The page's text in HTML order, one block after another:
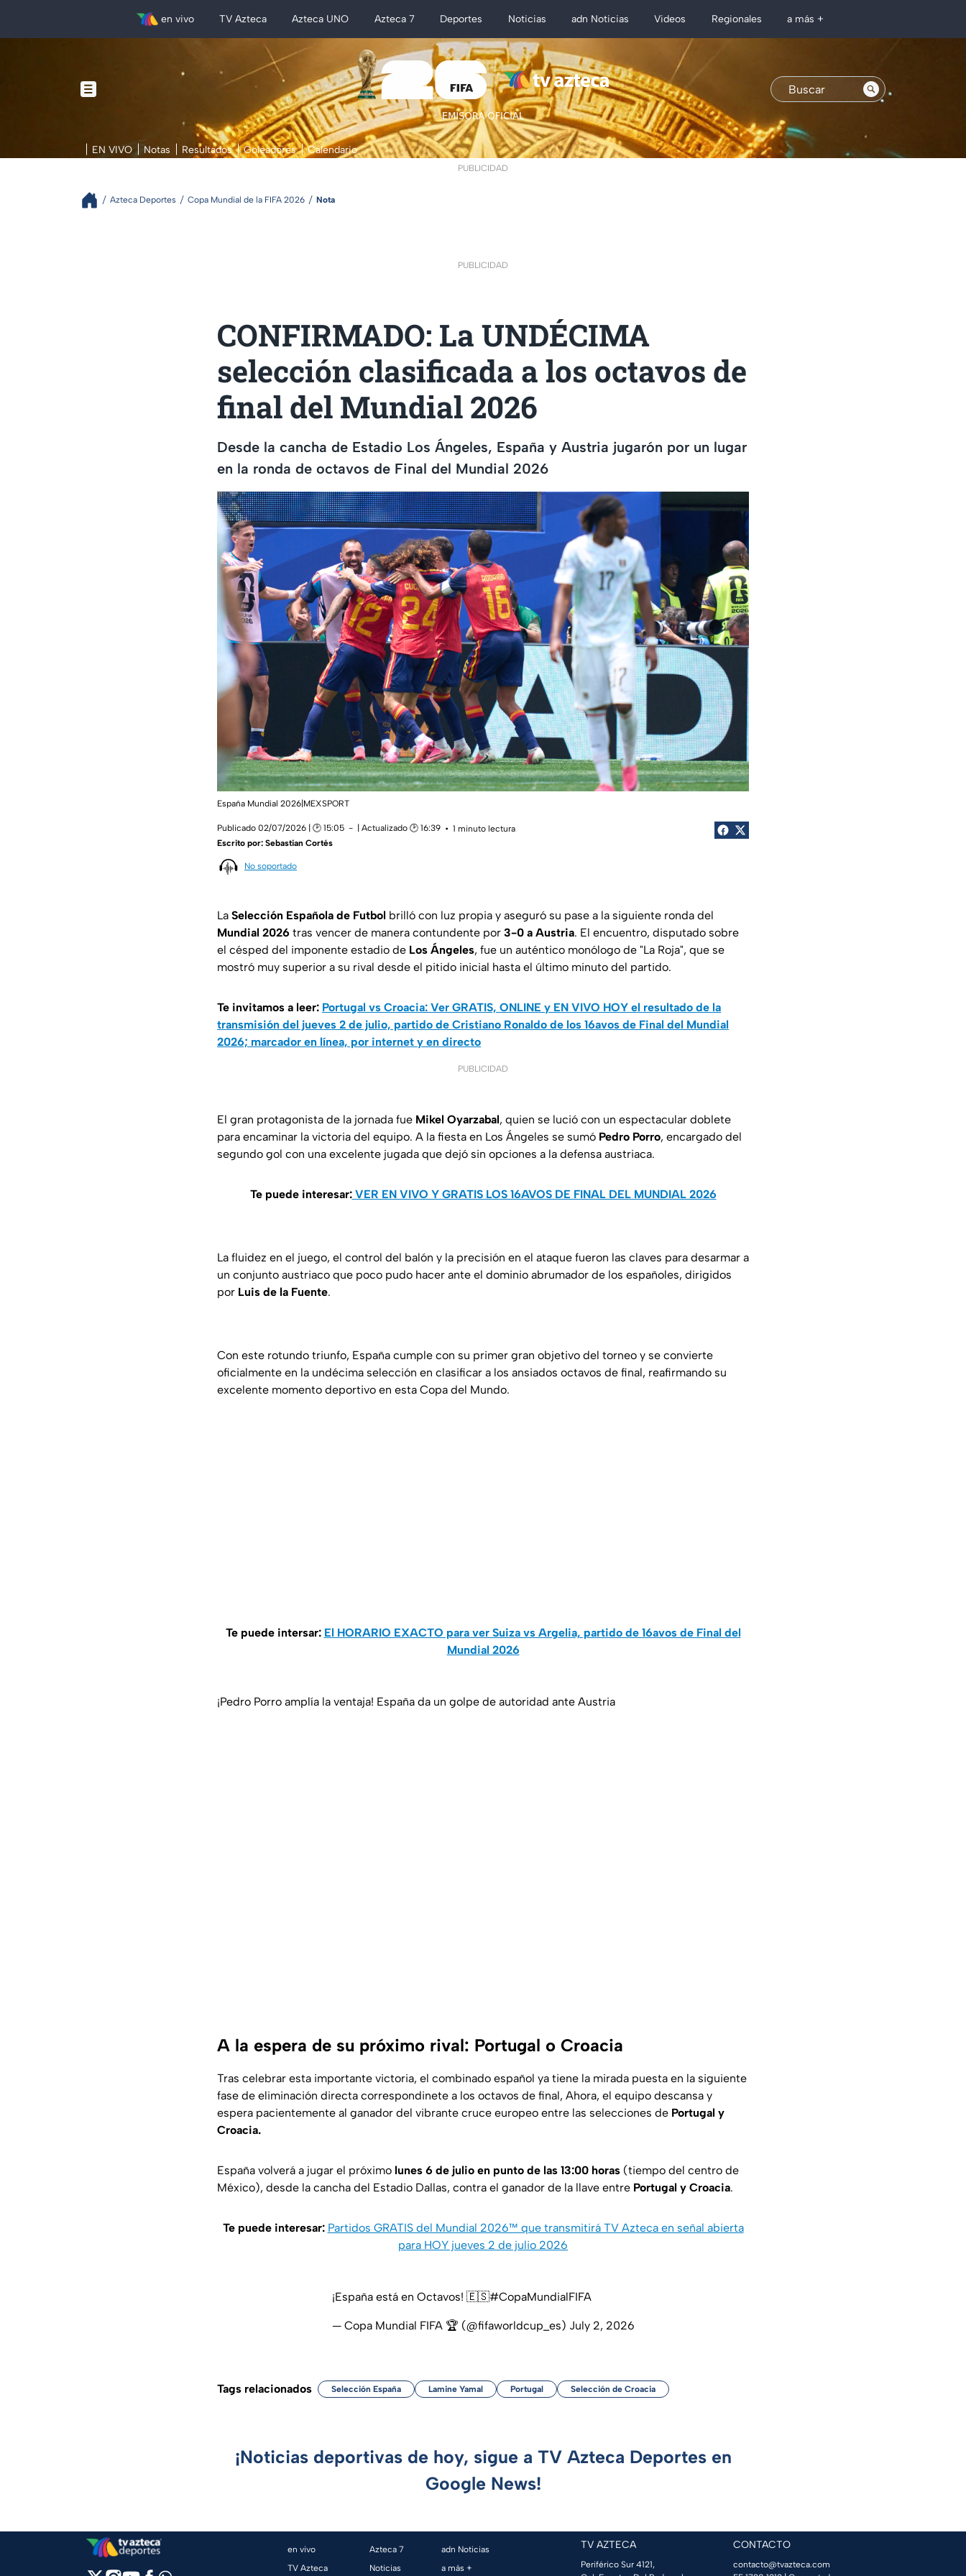
en vivo TV Azteca Azteca UNO Azteca 7 Deportes Noticias adn Noticias Videos Regionales a más +
EN VIVO Notas Resultados Goleadores Calendario
PUBLICIDAD
Azteca Deportes Copa Mundial de la FIFA 2026 Nota
PUBLICIDAD
CONFIRMADO: La UNDÉCIMA
selección clasificada a los octavos de
final del Mundial 2026
Desde la cancha de Estadio Los Ángeles, España y Austria jugarón por un lugar
en la ronda de octavos de Final del Mundial 2026
España Mundial 2026|MEXSPORT
Publicado 02/07/2026 | 🕑 15:05 | Actualizado 🕑 16:39
1 minuto lectura
Escrito por: Sebastian Cortés
No soportado
La Selección Española de Futbol brilló con luz propia y aseguró su pase a la siguiente ronda del
Mundial 2026 tras vencer de manera contundente por 3-0 a Austria. El encuentro, disputado sobre
el césped del imponente estadio de Los Ángeles, fue un auténtico monólogo de "La Roja", que se
mostró muy superior a su rival desde el pitido inicial hasta el último minuto del partido.
Te invitamos a leer: Portugal vs Croacia: Ver GRATIS, ONLINE y EN VIVO HOY el resultado de la
transmisión del jueves 2 de julio, partido de Cristiano Ronaldo de los 16avos de Final del Mundial
2026; marcador en línea, por internet y en directo
PUBLICIDAD
El gran protagonista de la jornada fue Mikel Oyarzabal, quien se lució con un espectacular doblete
para encaminar la victoria del equipo. A la fiesta en Los Ángeles se sumó Pedro Porro, encargado del
segundo gol con una excelente jugada que dejó sin opciones a la defensa austriaca.
Te puede interesar:VER EN VIVO Y GRATIS LOS 16AVOS DE FINAL DEL MUNDIAL 2026
La fluidez en el juego, el control del balón y la precisión en el ataque fueron las claves para desarmar a
un conjunto austriaco que poco pudo hacer ante el dominio abrumador de los españoles, dirigidos
por Luis de la Fuente.
Con este rotundo triunfo, España cumple con su primer gran objetivo del torneo y se convierte
oficialmente en la undécima selección en clasificar a los ansiados octavos de final, reafirmando su
excelente momento deportivo en esta Copa del Mundo.
Te puede intersar: El HORARIO EXACTO para ver Suiza vs Argelia, partido de 16avos de Final del
Mundial 2026
¡Pedro Porro amplía la ventaja! España da un golpe de autoridad ante Austria
A la espera de su próximo rival: Portugal o Croacia
Tras celebrar esta importante victoria, el combinado español ya tiene la mirada puesta en la siguiente
fase de eliminación directa correspondinete a los octavos de final, Ahora, el equipo descansa y
espera pacientemente al ganador del vibrante cruce europeo entre las selecciones de Portugal y
Croacia.
España volverá a jugar el próximo lunes 6 de julio en punto de las 13:00 horas (tiempo del centro de
México), desde la cancha del Estadio Dallas, contra el ganador de la llave entre Portugal y Croacia.
Te puede interesar: Partidos GRATIS del Mundial 2026™ que transmitirá TV Azteca en señal abierta
para HOY jueves 2 de julio 2026
¡España está en Octavos! 🇪🇸#CopaMundialFIFA
— Copa Mundial FIFA 🏆 (@fifaworldcup_es) July 2, 2026
Tags relacionados Selección España Lamine Yamal Portugal Selección de Croacia
¡Noticias deportivas de hoy, sigue a TV Azteca Deportes en
Google News!
en vivo
TV Azteca
Azteca 7
Noticias
adn Noticias
a más +
TV AZTECA
Periférico Sur 4121,
CONTACTO
contacto@tvazteca.com